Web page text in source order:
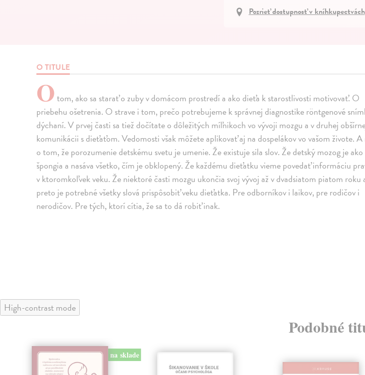
Pozrieť dostupnosť v kníhkupectvách
O TITULE
Otom, ako sa starať o zuby v domácom prostredí a ako dieťa k starostlivosti motivovať. O
priebehu ošetrenia. O strave i tom, prečo potrebujeme k správnej diagnostike röntgenové
dýchaní. V prvej časti sa tiež dočítate o dôležitých míľnikoch vo vývoji mozgu a v druhej
komunikácii s dieťaťom. Vedomosti však môžete aplikovať aj na dospelákov vo vašom živote. A
o tom, že porozumenie detskému svetu je umenie. Že existuje sila slov. Že detský mozog je ako
špongia a nasáva všetko, čím je obklopený. Že každému dieťatku vieme povedať informáciu
v ktoromkoľvek veku. Že niektoré časti mozgu ukončia svoj vývoj až v dvadsiatom piatom roku
preto je potrebné všetky slová prispôsobiť veku dieťatka. Pre odborníkov i laikov, pre rodičov i
nerodičov. Pre tých, ktorí cítia, že sa to dá robiť inak.
High-contrast mode
Podobné
na sklade